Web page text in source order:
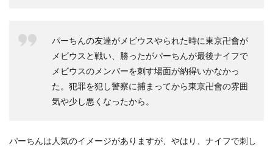
パーちんの友達がメビウスやられた時に東京卍會が
メビウスと戦い、勝ったがパーちんが最後ナイフで
メビウスのメンバーを刺す場面が納得いかなかっ
た。犯罪を犯し警察に捕まってから東京卍會の雰囲
気や少し悪くなったから。
パーちんは人気のイメージがありますが、やはり、ナイフで刺し